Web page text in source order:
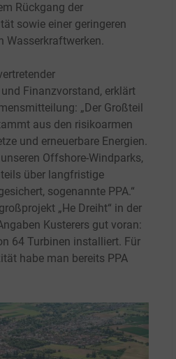
Rückgang der
sowie einer geringeren
Wasserkraftwerken.
Finanzvorstand, erklärt
„Der Großteil
aus den risikoarmen
und erneuerbare Energien.
Offshore-Windparks,
über langfristige
sogenannte PPA.“
„He Dreiht“ in der
Kusterers gut voran:
64 Turbinen installiert. Für
habe man bereits PPA